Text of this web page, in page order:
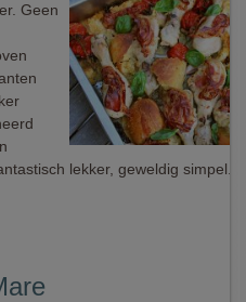
Geen
lekker, geweldig simpel.